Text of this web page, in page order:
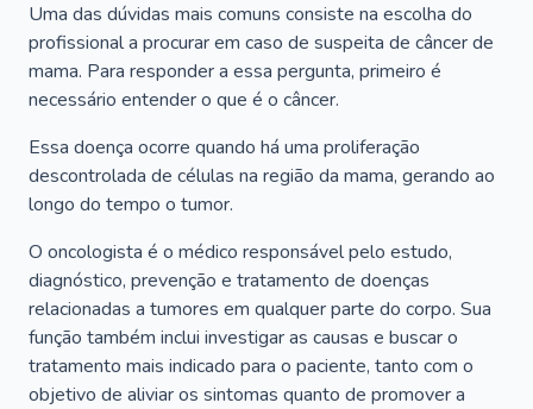
Uma das dúvidas mais comuns consiste na escolha do
profissional a procurar em caso de suspeita de câncer de
mama. Para responder a essa pergunta, primeiro é
necessário entender o que é o câncer.
Essa doença ocorre quando há uma proliferação
descontrolada de células na região da mama, gerando ao
longo do tempo o tumor.
O oncologista é o médico responsável pelo estudo,
diagnóstico, prevenção e tratamento de doenças
relacionadas a tumores em qualquer parte do corpo. Sua
função também inclui investigar as causas e buscar o
tratamento mais indicado para o paciente, tanto com o
objetivo de aliviar os sintomas quanto de promover a